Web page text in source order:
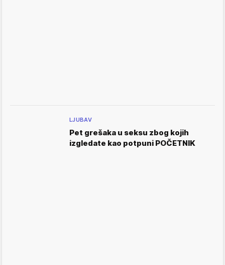
LJUBAV
Pet grešaka u seksu zbog kojih
izgledate kao potpuni POČETNIK